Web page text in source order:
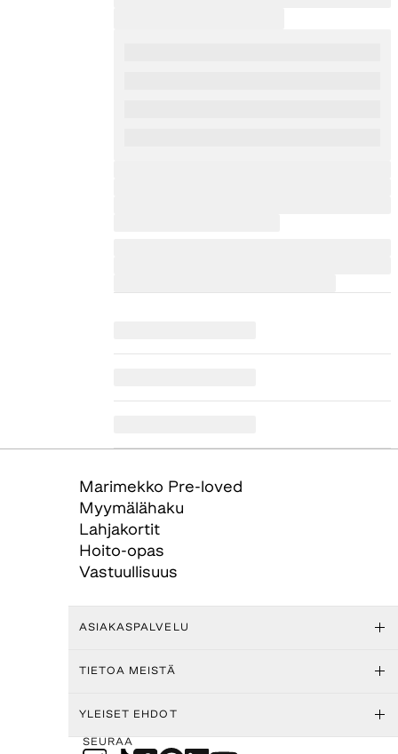
Marimekko Pre-loved
Myymälähaku
Lahjakortit
Hoito-opas
Vastuullisuus
ASIAKASPALVELU
TIETOA MEISTÄ
YLEISET EHDOT
SEURAA